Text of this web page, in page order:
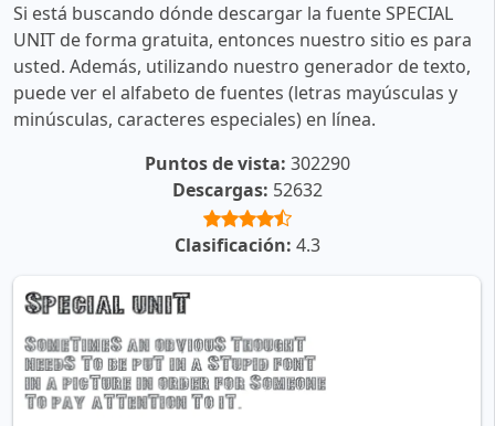
Si está buscando dónde descargar la fuente SPECIAL
UNIT de forma gratuita, entonces nuestro sitio es para
usted. Además, utilizando nuestro generador de texto,
puede ver el alfabeto de fuentes (letras mayúsculas y
minúsculas, caracteres especiales) en línea.
Puntos de vista: 302290
Descargas: 52632
Clasificación: 4.3